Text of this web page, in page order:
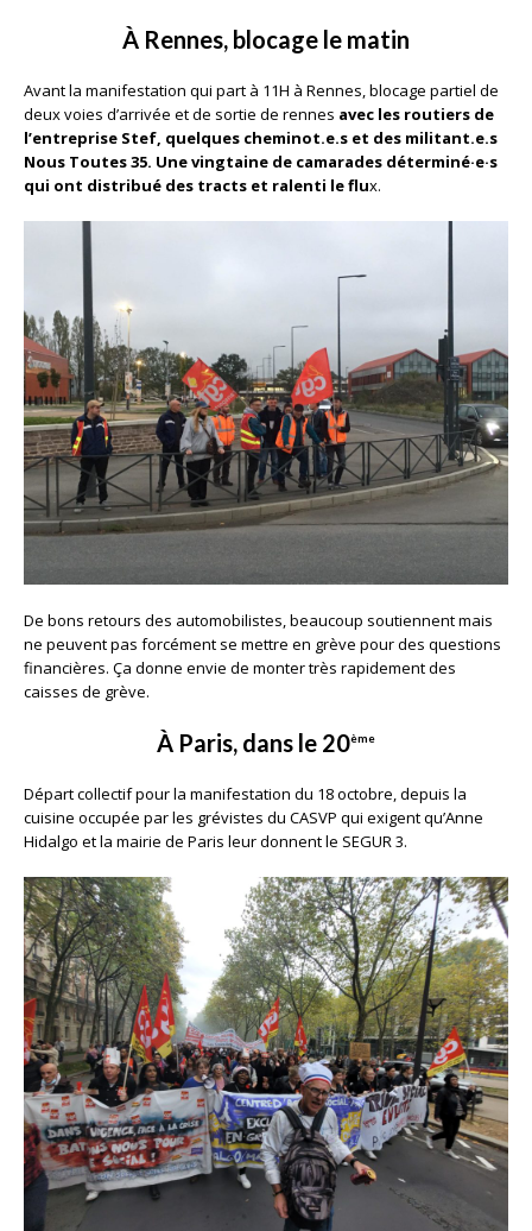
À Rennes, blocage le matin
Avant la manifestation qui part à 11H à Rennes, blocage partiel de
deux voies d’arrivée et de sortie de rennes avec les routiers de
l’entreprise Stef, quelques cheminot.e.s et des militant.e.s
Nous Toutes 35. Une vingtaine de camarades déterminé·e·s
qui ont distribué des tracts et ralenti le flux.
De bons retours des automobilistes, beaucoup soutiennent mais
ne peuvent pas forcément se mettre en grève pour des questions
financières. Ça donne envie de monter très rapidement des
caisses de grève.
À Paris, dans le 20ème
Départ collectif pour la manifestation du 18 octobre, depuis la
cuisine occupée par les grévistes du CASVP qui exigent qu’Anne
Hidalgo et la mairie de Paris leur donnent le SEGUR 3.